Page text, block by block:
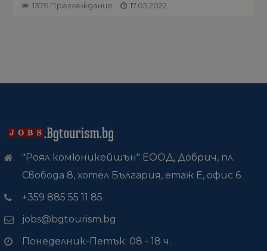
1376 Преглеждания 17.05.2022
"Роял комюникейшън" ЕООД, Добрич, пл.
Свобода 8, хотел България, етаж Е, офис 6
+359 885 55 11 85
jobs@bgtourism.bg
Понеделник-Петък: 08 - 18 ч.